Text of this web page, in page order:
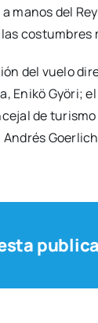
manos del
cos­tum­bres
del vue­lo
Enikö Gyö­ri;
de